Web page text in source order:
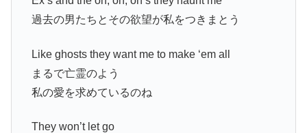
過去の男たちとその欲望が私をつきまとう
Like ghosts they want me to make ‘em all
まるで亡霊のよう
私の愛を求めているのね
They won’t let go